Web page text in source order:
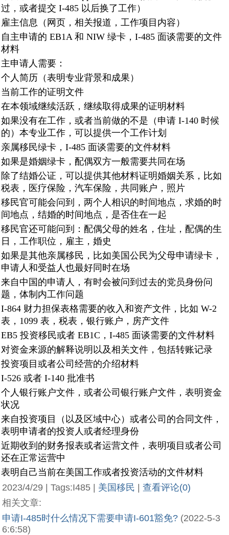
过，或者提交 I-485 以后换了工作）
雇主信息（网页，相关报道，工作项目内容）
自主申请的 EB1A 和 NIW 绿卡，I-485 面谈需要的文件
材料
主申请人需要：
个人简历（表明专业背景和成果）
当前工作的证明文件
在本领域继续活跃，继续取得成果的证明材料
如果没有在工作，或者当前做的不是（申请 I-140 时候
的）本专业工作，可以提供一个工作计划
亲属移民绿卡，I-485 面谈需要的文件材料
如果是婚姻绿卡，配偶双方一般需要共同在场
除了结婚公证，可以提供其他材料证明婚姻关系，比如
税表，医疗保险，汽车保险，共同账户，照片
移民官可能会问到，两个人相识的时间地点，求婚的时
间地点，结婚的时间地点，是否住在一起
移民官还可能问到：配偶父母的姓名，住址，配偶的生
日，工作职位，雇主，婚史
如果是其他亲属移民，比如美国公民为父母申请绿卡，
申请人和受益人也最好同时在场
来自中国的申请人，有时会被问到过去的党员身份问
题，体制内工作问题
I-864 财力担保表格需要的收入和资产文件，比如 W-2
表，1099 表，税表，银行账户，房产文件
EB5 投资移民或者 EB1C，I-485 面谈需要的文件材料
对资金来源的解释说明以及相关文件，包括转账记录
投资项目或者公司经营的介绍材料
I-526 或者 I-140 批准书
个人银行账户文件，或者公司银行账户文件，表明资金
状况
来自投资项目（以及区域中心）或者公司的合同文件，
表明申请者的投资人或者经理身份
近期收到的财务报表或者运营文件，表明项目或者公司
还在正常运营中
表明自己当前在美国工作或者投资活动的文件材料
2023/4/29 | Tags:I485 | 美国移民
查看评论(0)
相关文章:
申请I-485时什么情况下需要申请I-601豁免? (2022-5-3
6:6:58)